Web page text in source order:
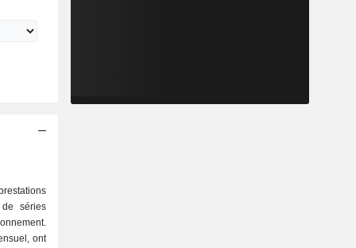
séries
ont